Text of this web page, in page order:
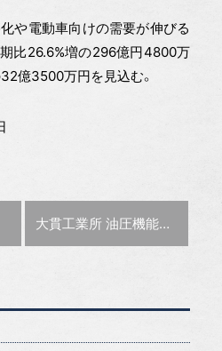
や電動車向けの需要が伸びる
比26.6%増の296億円4800万
億3500万円を見込む。
次の記事 :
大貫工業所 油圧機能内蔵での深絞りプレス成形【金型テクノラボ】